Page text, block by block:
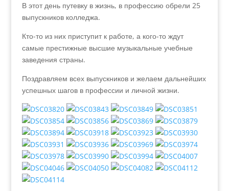
В этот день путевку в жизнь, в профессию обрели 25
выпускников колледжа.
Кто-то из них приступит к работе, а кого-то ждут
самые престижные высшие музыкальные учебные
заведения страны.
Поздравляем всех выпускников и желаем дальнейших
успешных шагов в профессии и личной жизни.